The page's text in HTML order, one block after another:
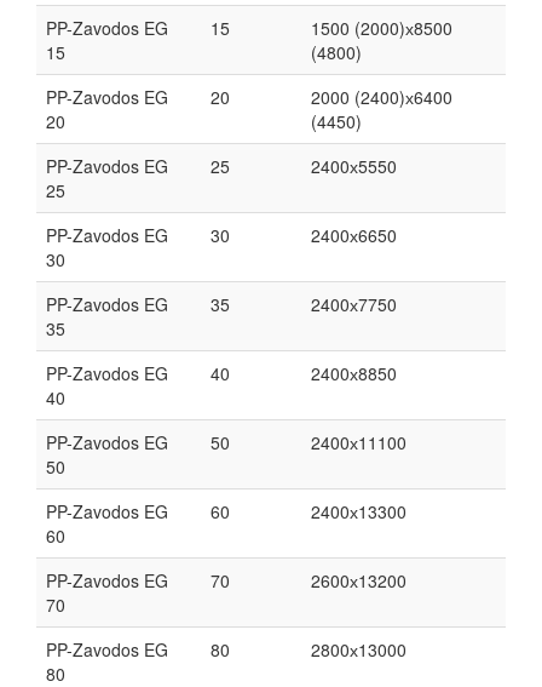
PP-Zavodos EG
15
15
1500 (2000)х8500
(4800)
PP-Zavodos EG
20
20
2000 (2400)х6400
(4450)
PP-Zavodos EG
25
25 2400х5550
PP-Zavodos EG
30
30 2400х6650
PP-Zavodos EG
35
35 2400х7750
PP-Zavodos EG
40
40 2400х8850
PP-Zavodos EG
50
50 2400х11100
PP-Zavodos EG
60
60 2400х13300
PP-Zavodos EG
70
70 2600х13200
PP-Zavodos EG
80
80 2800х13000